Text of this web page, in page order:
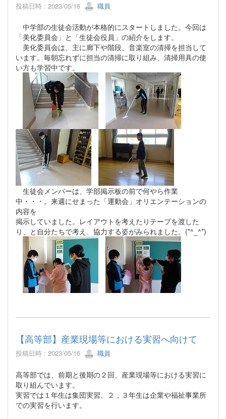
投稿日時 : 2023/05/16 職員
中学部の生徒会活動が本格的にスタートしました。今回は
「美化委員会」と「生徒会役員」の紹介をします。
美化委員会は、主に廊下や階段、音楽室の清掃を担当して
います。毎朝忘れずに担当の清掃に取り組み、清掃用具の使
い方も学習中です。
生徒会メンバーは、学部掲示板の前で何やら作業
中・・・。来週にせまった「運動会」オリエンテーションの
内容を
掲示していました。レイアウトを考えたりテープを渡した
り、と自分たちで考え、協力する姿がみられました。(*^_^*)
【高等部】産業現場等における実習へ向けて
投稿日時 : 2023/05/16 職員
高等部では、前期と後期の２回、産業現場等における実習に
取り組んでいます。
実習では１年生は集団実習、２，３年生は企業や福祉事業所
での実習を行います。